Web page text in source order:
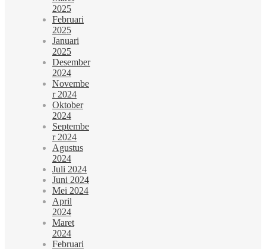
2025
Februari
2025
Januari
2025
Desember
2024
Novembe
r 2024
Oktober
2024
Septembe
r 2024
Agustus
2024
Juli 2024
Juni 2024
Mei 2024
April
2024
Maret
2024
Februari